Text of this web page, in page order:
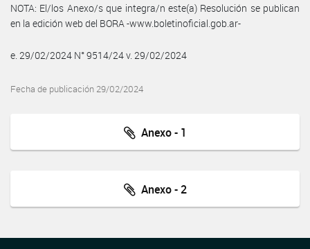
NOTA: El/los Anexo/s que integra/n este(a) Resolución se publican
en la edición web del BORA -www.boletinoficial.gob.ar-
e. 29/02/2024 N° 9514/24 v. 29/02/2024
Fecha de publicación 29/02/2024
Anexo - 1
Anexo - 2